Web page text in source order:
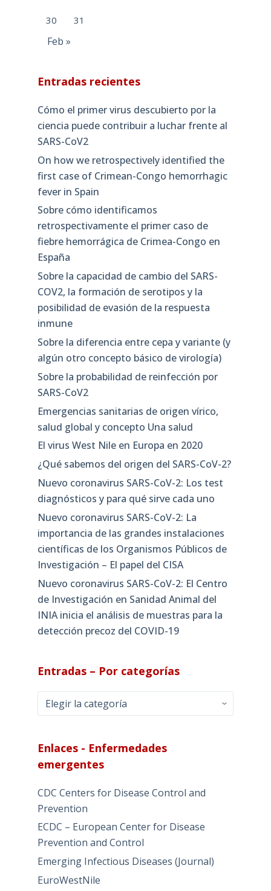
30 31
Feb »
Entradas recientes
Cómo el primer virus descubierto por la
ciencia puede contribuir a luchar frente al
SARS-CoV2
On how we retrospectively identified the
first case of Crimean-Congo hemorrhagic
fever in Spain
Sobre cómo identificamos
retrospectivamente el primer caso de
fiebre hemorrágica de Crimea-Congo en
España
Sobre la capacidad de cambio del SARS-
COV2, la formación de serotipos y la
posibilidad de evasión de la respuesta
inmune
Sobre la diferencia entre cepa y variante (y
algún otro concepto básico de virología)
Sobre la probabilidad de reinfección por
SARS-CoV2
Emergencias sanitarias de origen vírico,
salud global y concepto Una salud
El virus West Nile en Europa en 2020
¿Qué sabemos del origen del SARS-CoV-2?
Nuevo coronavirus SARS-CoV-2: Los test
diagnósticos y para qué sirve cada uno
Nuevo coronavirus SARS-CoV-2: La
importancia de las grandes instalaciones
científicas de los Organismos Públicos de
Investigación – El papel del CISA
Nuevo coronavirus SARS-CoV-2: El Centro
de Investigación en Sanidad Animal del
INIA inicia el análisis de muestras para la
detección precoz del COVID-19
Entradas – Por categorías
Entradas
–
categorías
Enlaces - Enfermedades
emergentes
CDC Centers for Disease Control and
Prevention
ECDC – European Center for Disease
Prevention and Control
Emerging Infectious Diseases (Journal)
EuroWestNile